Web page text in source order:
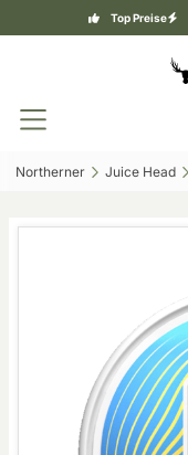
Top Preise
Northerner‎ Juice Head‎